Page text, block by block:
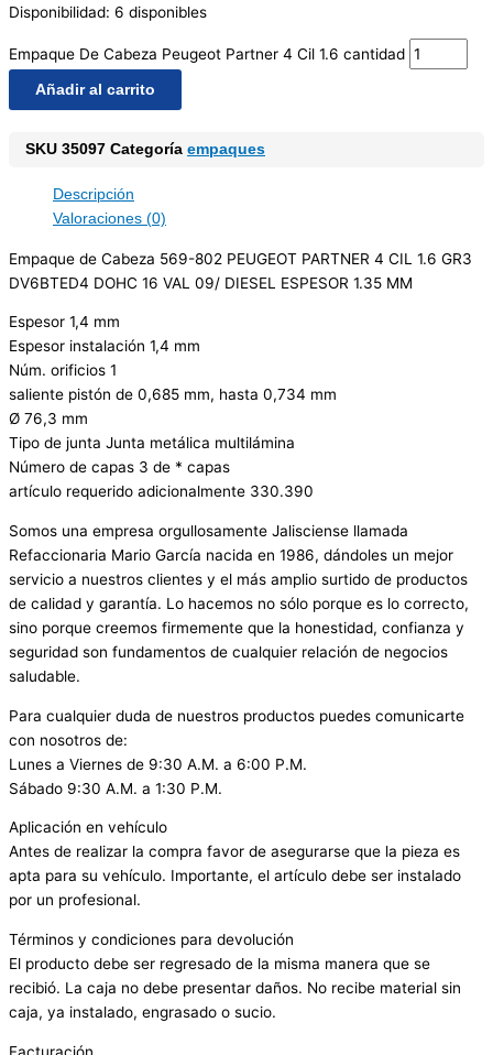
Disponibilidad: 6 disponibles
Empaque De Cabeza Peugeot Partner 4 Cil 1.6 cantidad
Añadir al carrito
SKU 35097 Categoría empaques
Descripción
Valoraciones (0)
Empaque de Cabeza 569-802 PEUGEOT PARTNER 4 CIL 1.6 GR3
DV6BTED4 DOHC 16 VAL 09/ DIESEL ESPESOR 1.35 MM
Espesor 1,4 mm
Espesor instalación 1,4 mm
Núm. orificios 1
saliente pistón de 0,685 mm, hasta 0,734 mm
Ø 76,3 mm
Tipo de junta Junta metálica multilámina
Número de capas 3 de * capas
artículo requerido adicionalmente 330.390
Somos una empresa orgullosamente Jalisciense llamada
Refaccionaria Mario García nacida en 1986, dándoles un mejor
servicio a nuestros clientes y el más amplio surtido de productos
de calidad y garantía. Lo hacemos no sólo porque es lo correcto,
sino porque creemos firmemente que la honestidad, confianza y
seguridad son fundamentos de cualquier relación de negocios
saludable.
Para cualquier duda de nuestros productos puedes comunicarte
con nosotros de:
Lunes a Viernes de 9:30 A.M. a 6:00 P.M.
Sábado 9:30 A.M. a 1:30 P.M.
Aplicación en vehículo
Antes de realizar la compra favor de asegurarse que la pieza es
apta para su vehículo. Importante, el artículo debe ser instalado
por un profesional.
Términos y condiciones para devolución
El producto debe ser regresado de la misma manera que se
recibió. La caja no debe presentar daños. No recibe material sin
caja, ya instalado, engrasado o sucio.
Facturación